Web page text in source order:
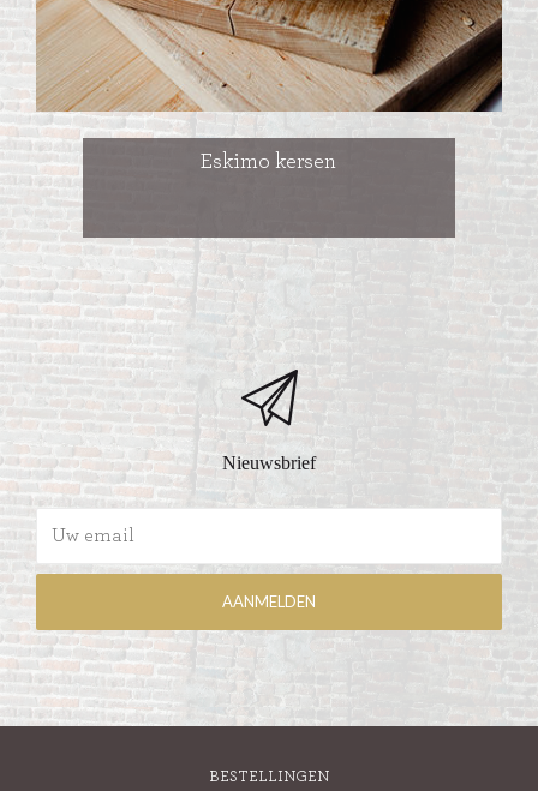
Eskimo kersen
Nieuwsbrief
BESTELLINGEN